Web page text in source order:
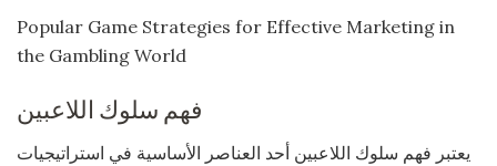
Popular Game Strategies for Effective Marketing in
the Gambling World
فهم سلوك اللاعبين
يعتبر فهم سلوك اللاعبين أحد العناصر الأساسية في استراتيجيات